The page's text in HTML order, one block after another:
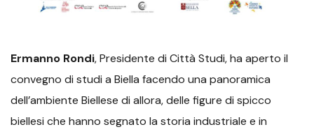
Ermanno Rondi, Presidente di Città Studi, ha aperto il
convegno di studi a Biella facendo una panoramica
dell’ambiente Biellese di allora, delle figure di spicco
biellesi che hanno segnato la storia industriale e in